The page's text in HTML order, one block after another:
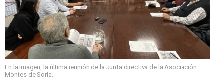
En la imagen, la última reunión de la Junta directiva de la Asociación
Montes de Soria.